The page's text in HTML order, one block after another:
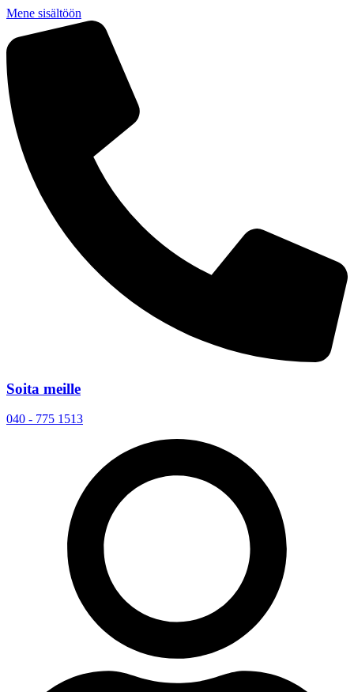
Mene sisältöön
Soita meille
040 - 775 1513